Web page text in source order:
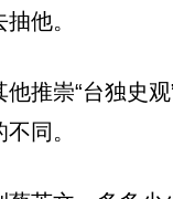
他。
推崇“台独史
同。